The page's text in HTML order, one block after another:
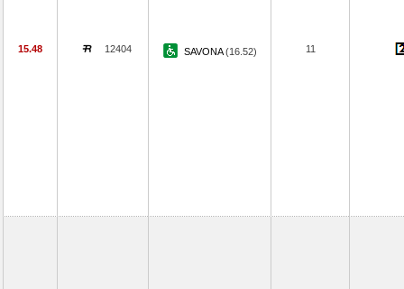
15.48 12404 SAVONA(16.52) 11